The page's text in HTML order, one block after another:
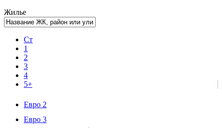
Жилье
Ст
1
2
3
4
5+
Евро 2
Евро 3